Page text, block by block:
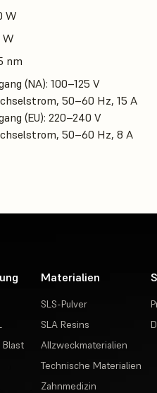
W
W
nm
(NA): 100–125 V
50–60 Hz, 15 A
(EU): 220–240 V
50–60 Hz, 8 A
Blast
Materialien
SLS-Pulver
SLA Resins
Allzweckmaterialien
Technische Materialien
Zahnmedizin